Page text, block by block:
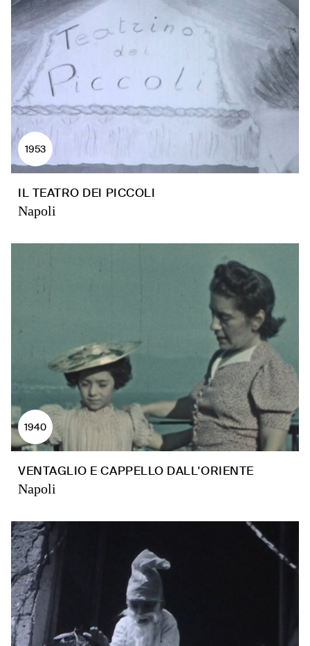
1953
IL TEATRO DEI PICCOLI
Napoli
1940
VENTAGLIO E CAPPELLO DALL'ORIENTE
Napoli